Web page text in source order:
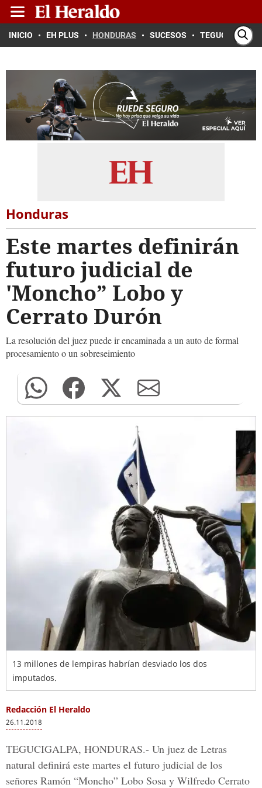
INICIO EH PLUS HONDURAS SUCESOS TEGUCIGALPA
Honduras
Este martes definirán
futuro judicial de
'Moncho” Lobo y
Cerrato Durón
La resolución del juez puede ir encaminada a un auto de formal
procesamiento o un sobreseimiento
13 millones de lempiras habrían desviado los dos
imputados.
Redacción El Heraldo
26.11.2018
TEGUCIGALPA, HONDURAS.- Un juez de Letras
natural definirá este martes el futuro judicial de los
señores Ramón “Moncho” Lobo Sosa y Wilfredo Cerrato